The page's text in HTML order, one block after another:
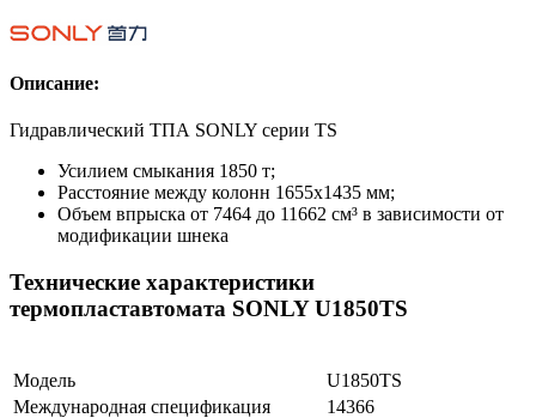
Описание:
Гидравлический ТПА SONLY серии TS
Усилием смыкания 1850 т;
Расстояние между колонн 1655х1435 мм;
Объем впрыска от 7464 до 11662 см³ в зависимости от
модификации шнека
Технические характеристики
термопластавтомата SONLY U1850TS
Модель
U1850TS
Международная спецификация
14366